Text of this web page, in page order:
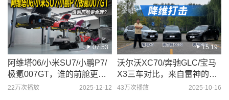
07:53
阿维塔06/小米SU7/小鹏P7/
极氪007GT，谁的前舱更合
理？
2025-12-12
22万次播放
15:19
沃尔沃XC70/奔驰GLC/宝马
X3三车对比，来自雷神的降
维打击？
2025-10-16
43万次播放